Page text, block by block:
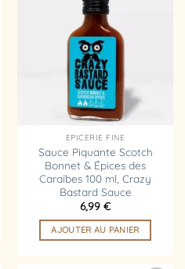
EPICERIE FINE
Sauce Piquante Scotch
Bonnet & Épices des
Caraïbes 100 ml, Crazy
Bastard Sauce
6,99 €
AJOUTER AU PANIER